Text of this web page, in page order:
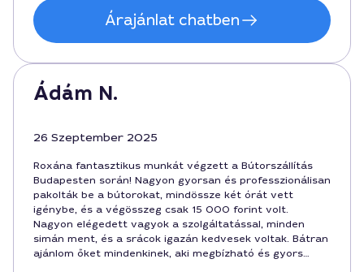
Árajánlat chatben
Ádám N.
26 Szeptember 2025
Roxána fantasztikus munkát végzett a Bútorszállítás
Budapesten során! Nagyon gyorsan és professzionálisan
pakolták be a bútorokat, mindössze két órát vett
igénybe, és a végösszeg csak 15 000 forint volt.
Nagyon elégedett vagyok a szolgáltatással, minden
simán ment, és a srácok igazán kedvesek voltak. Bátran
ajánlom őket mindenkinek, aki megbízható és gyors